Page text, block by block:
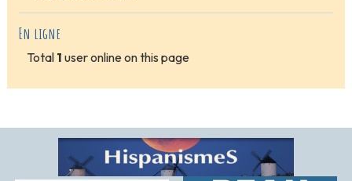
En ligne
Total 1 user online on this page